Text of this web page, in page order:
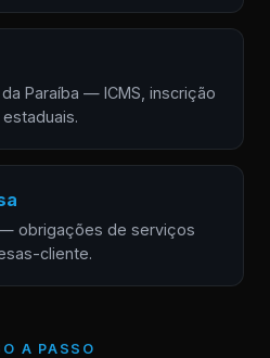
Paraíba — ICMS, inscrição
— obrigações de serviços
cliente.
A PASSO